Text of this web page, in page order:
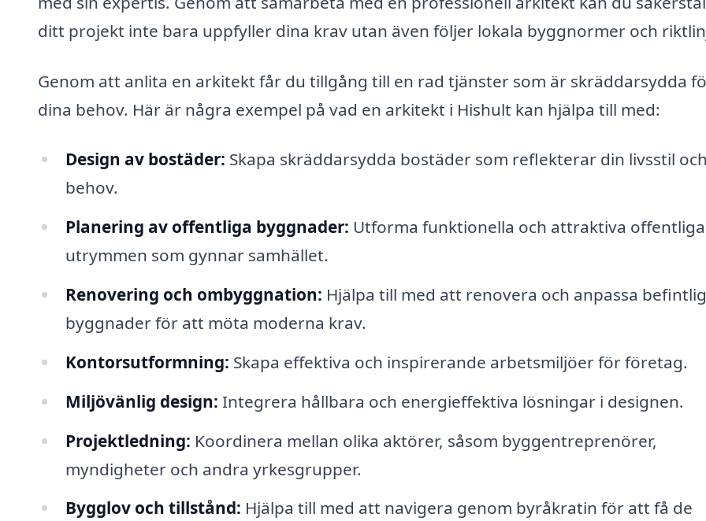
ditt projekt inte bara uppfyller dina krav utan även följer lokala byggnormer och
Genom att anlita en arkitekt får du tillgång till en rad tjänster som är skräddarsydda
dina behov. Här är några exempel på vad en arkitekt i Hishult kan hjälpa till med:
Design av bostäder: Skapa skräddarsydda bostäder som reflekterar din livsstil
behov.
Planering av offentliga byggnader: Utforma funktionella och attraktiva offentliga
utrymmen som gynnar samhället.
Renovering och ombyggnation: Hjälpa till med att renovera och anpassa
byggnader för att möta moderna krav.
Kontorsutformning: Skapa effektiva och inspirerande arbetsmiljöer för företag.
Miljövänlig design: Integrera hållbara och energieffektiva lösningar i designen.
Projektledning: Koordinera mellan olika aktörer, såsom byggentreprenörer,
myndigheter och andra yrkesgrupper.
Bygglov och tillstånd: Hjälpa till med att navigera genom byråkratin för att få de